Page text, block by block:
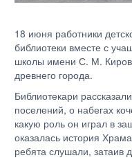
18 июня работники
библиотеки вместе с
школы имени С. М.
древнего города.
Библиотекари
поселений, о набегах
какую роль он играл в
оказалась история
ребята слушали, затаив